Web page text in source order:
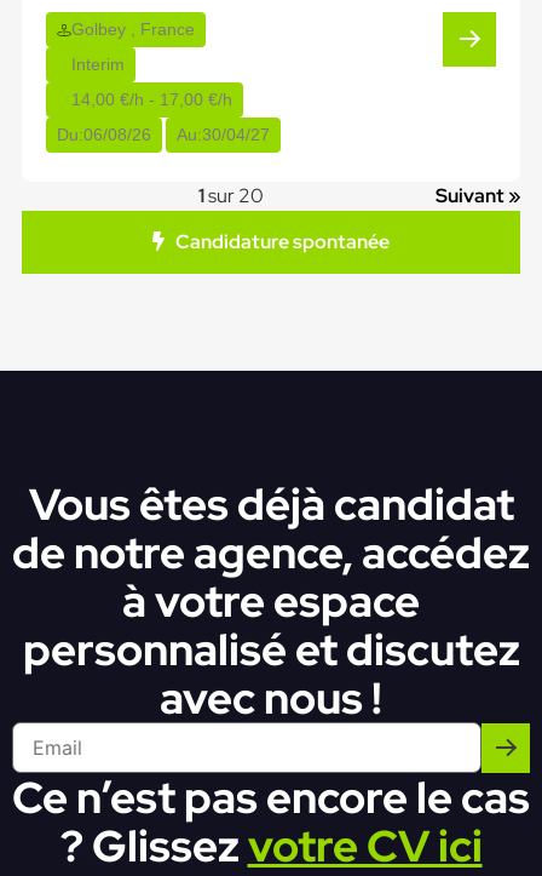
Golbey , France
Interim
14,00 €/h - 17,00 €/h
Du:06/08/26 Au:30/04/27
1sur 20
Suivant »
Candidature spontanée
Vous êtes déjà candidat
de notre agence, accédez
à votre espace
personnalisé et discutez
avec nous !
Ce n’est pas encore le cas
? Glissezvotre CV ici